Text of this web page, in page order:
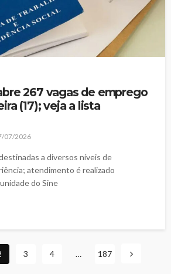
267 vagas de emprego
(17); veja a lista
07/2026
a diversos níveis de
atendimento é realizado
do Sine
3 4 … 187